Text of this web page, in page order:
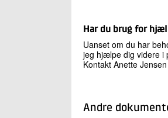
Har du brug for
Uanset om du har
jeg hjælpe dig videre i
Kontakt Anette
Andre